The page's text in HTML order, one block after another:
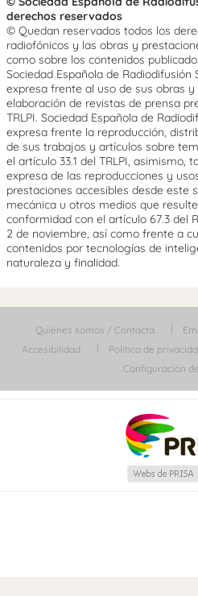
derechos reservados
© Quedan reservados todos los
radiofónicos y las obras y
como sobre los contenidos
Sociedad Española de Radiodifusión
expresa frente al uso de sus obras
elaboración de revistas de prensa
TRLPI. Sociedad Española de
expresa frente la reproducción,
de sus trabajos y artículos sobre
el artículo 33.1 del TRLPI, asimismo,
expresa de las reproducciones y
prestaciones accesibles desde este
mecánica u otros medios que
conformidad con el artículo 67.3 del
2 de noviembre, así como frente a
contenidos por tecnologías de
naturaleza y finalidad.
Quiénes somos / Contacta
Accesibilidad
Política de
Configuración